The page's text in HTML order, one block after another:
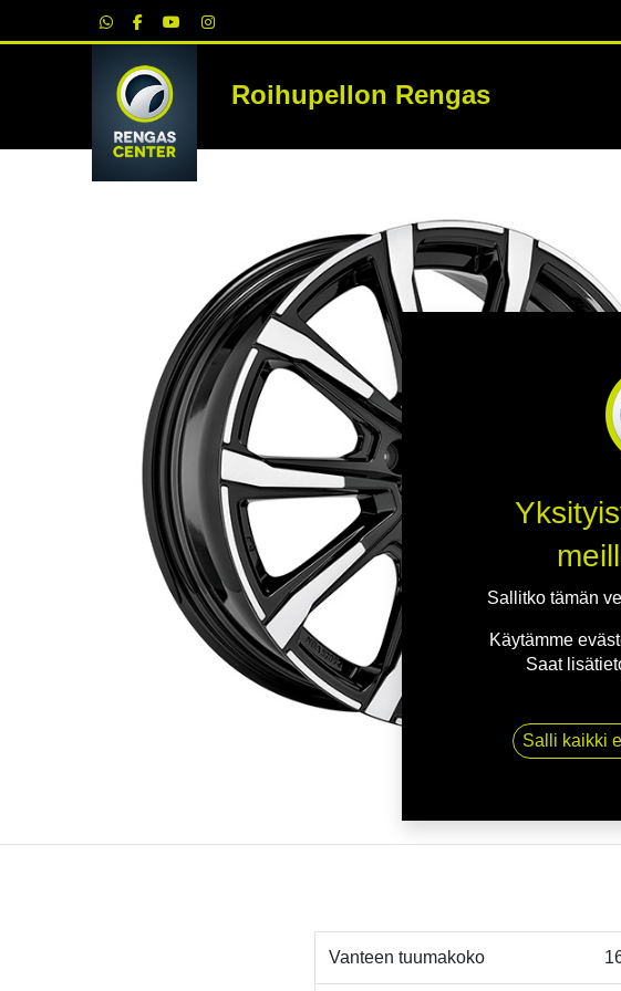
Roihupellon RengasRENKAAT
Vanteen tuumakoko
Sallitko tämän
Käytämme
Saat
Salli kaikki